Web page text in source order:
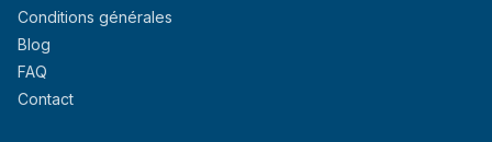
Conditions générales
Blog
FAQ
Contact